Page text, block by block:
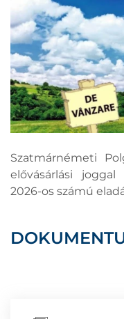
Szatmárnémeti
elővásárlási
2026-os számú